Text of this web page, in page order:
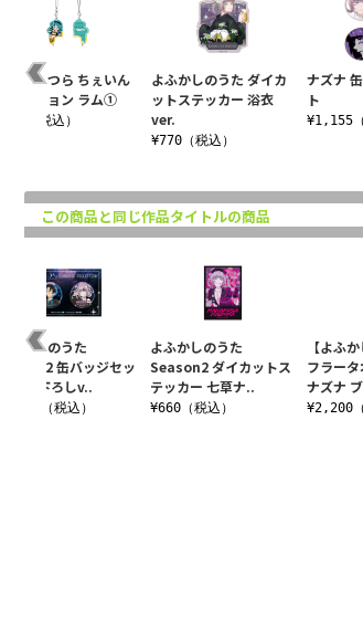
うる星やつら ちぇいん
コレクション ラム①
¥770（税込）
よふかしのうた ダイカ
ットステッカー 浴衣
ver.
¥770（税込）
ナズナ
ト
¥1,155（
この商品と同じ作品タイトルの商品
よふかしのうた
Season2 缶バッジセッ
ト 描き下ろしv..
¥1,100（税込）
よふかしのうた
Season2 ダイカットス
テッカー 七草ナ..
¥660（税込）
【よふ
フラー
ナズナ
¥2,200（